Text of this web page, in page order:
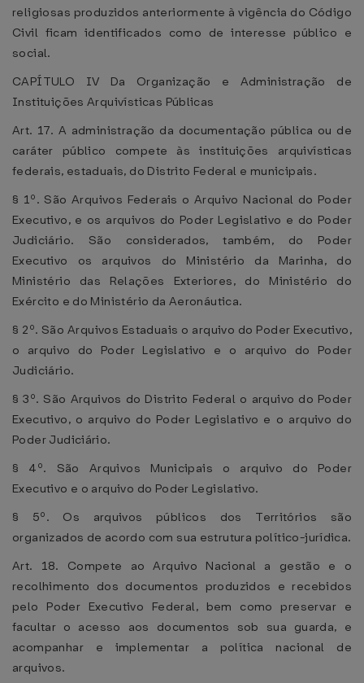
religiosas produzidos anteriormente à vigência do Código
Civil ficam identificados como de interesse público e
social.
CAPÍTULO IV Da Organização e Administração de
Instituições Arquivísticas Públicas
Art. 17. A administração da documentação pública ou de
caráter público compete às instituições arquivísticas
federais, estaduais, do Distrito Federal e municipais.
§ 1º. São Arquivos Federais o Arquivo Nacional do Poder
Executivo, e os arquivos do Poder Legislativo e do Poder
Judiciário. São considerados, também, do Poder
Executivo os arquivos do Ministério da Marinha, do
Ministério das Relações Exteriores, do Ministério do
Exército e do Ministério da Aeronáutica.
§ 2º. São Arquivos Estaduais o arquivo do Poder Executivo,
o arquivo do Poder Legislativo e o arquivo do Poder
Judiciário.
§ 3º. São Arquivos do Distrito Federal o arquivo do Poder
Executivo, o arquivo do Poder Legislativo e o arquivo do
Poder Judiciário.
§ 4º. São Arquivos Municipais o arquivo do Poder
Executivo e o arquivo do Poder Legislativo.
§ 5º. Os arquivos públicos dos Territórios são
organizados de acordo com sua estrutura político-jurídica.
Art. 18. Compete ao Arquivo Nacional a gestão e o
recolhimento dos documentos produzidos e recebidos
pelo Poder Executivo Federal, bem como preservar e
facultar o acesso aos documentos sob sua guarda, e
acompanhar e implementar a política nacional de
arquivos.